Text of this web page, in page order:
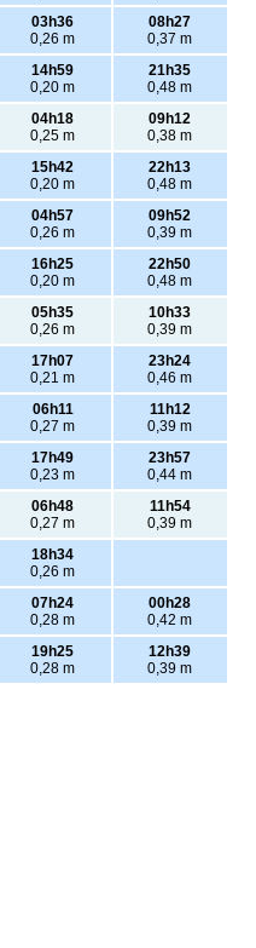
03h36
0,26 m
08h27
0,37 m
14h59
0,20 m
21h35
0,48 m
04h18
0,25 m
09h12
0,38 m
15h42
0,20 m
22h13
0,48 m
04h57
0,26 m
09h52
0,39 m
16h25
0,20 m
22h50
0,48 m
05h35
0,26 m
10h33
0,39 m
17h07
0,21 m
23h24
0,46 m
06h11
0,27 m
11h12
0,39 m
17h49
0,23 m
23h57
0,44 m
06h48
0,27 m
11h54
0,39 m
18h34
0,26 m
07h24
0,28 m
00h28
0,42 m
19h25
0,28 m
12h39
0,39 m